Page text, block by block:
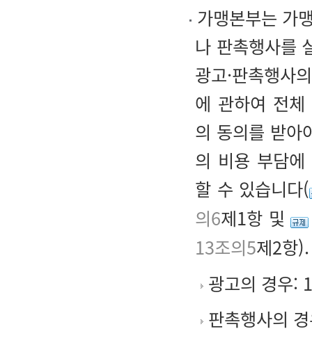
가맹본부는 가
나 판촉행사를
광고·판촉행사
에 관하여 전체
의 동의를 받아
의 비용 부담에
할 수 있습니다(
의6제1항 및
13조의5제2항).
광고의 경우:
판촉행사의